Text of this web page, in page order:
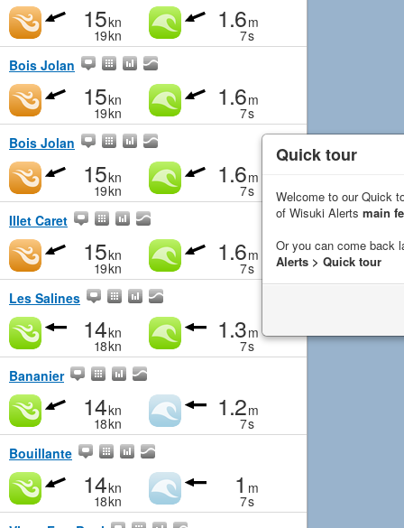
15kn
19kn
1.6m
7s
Bois Jolan
15kn
19kn
1.6m
7s
Bois Jolan
15kn
19kn
1.6m
7s
Illet Caret
15kn
19kn
1.6m
7s
Les Salines
14kn
18kn
1.3m
7s
Bananier
14kn
18kn
1.2m
7s
Bouillante
14kn
18kn
1 m
7s
Quick tour
Welcome to our Quick
of Wisuki Alerts main
Or you can come back
Alerts > Quick tour